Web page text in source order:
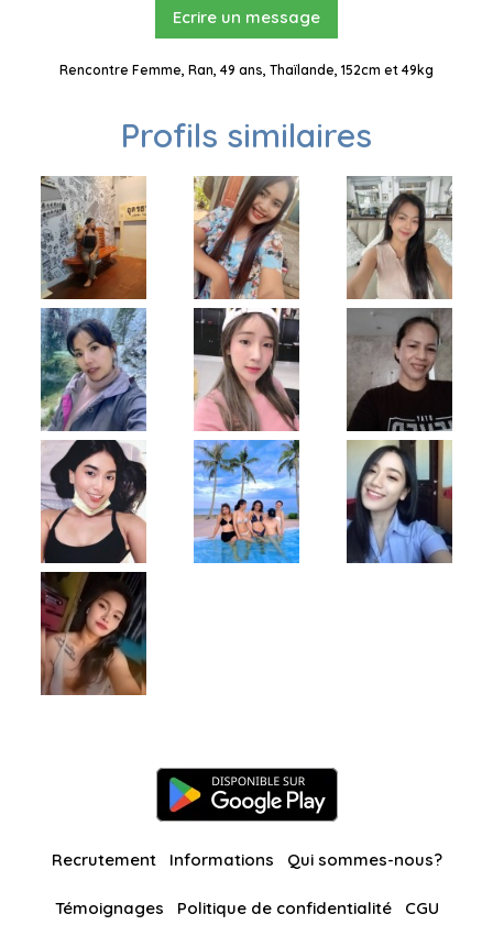
Ecrire un message
Rencontre Femme, Ran, 49 ans, Thaïlande, 152cm et 49kg
Profils similaires
Recrutement Informations Qui sommes-nous?
Témoignages Politique de confidentialité CGU